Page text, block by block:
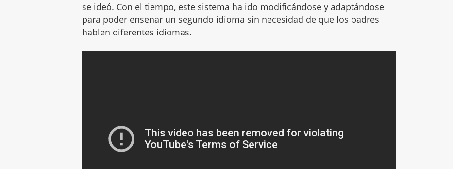
se ideó. Con el tiempo, este sistema ha ido modificándose y adaptándose
para poder enseñar un segundo idioma sin necesidad de que los padres
hablen diferentes idiomas.